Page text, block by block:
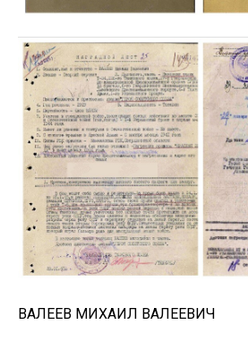
ВАЛЕЕВ МИХАИЛ ВАЛЕЕВИЧ